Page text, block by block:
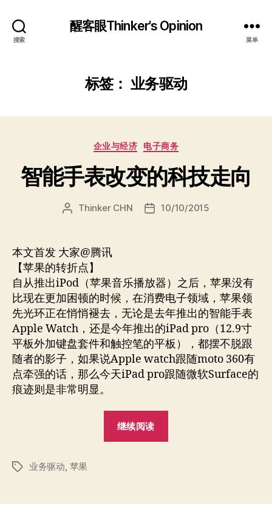
搜索
醒客眼Thinker's Opinion
菜单
标签： 业务驱动
分
企业与经济 电子商务
智能手表改变的科技走向
文
者
Thinker CHN
发 10/10/2015
本文首发 大家@腾讯
【苹果的转折点】
自从推出iPod（苹果音乐播放器）之后，苹果没有
比现在更加困顿的时候，在消费电子领域，苹果领
先光环正在悄悄褪去，无论是去年推出的智能手表
Apple Watch，还是今年推出的iPad pro（12.9寸
平板外加键盘套件和触控笔的平板），都摆不脱跟
随者的影子，如果说Apple watch跟随moto 360有
点牵强的话，那么今天iPad pro跟随微软Surface的
痕迹则是非常明显。
继续阅读
变
标
业务驱动, 苹果